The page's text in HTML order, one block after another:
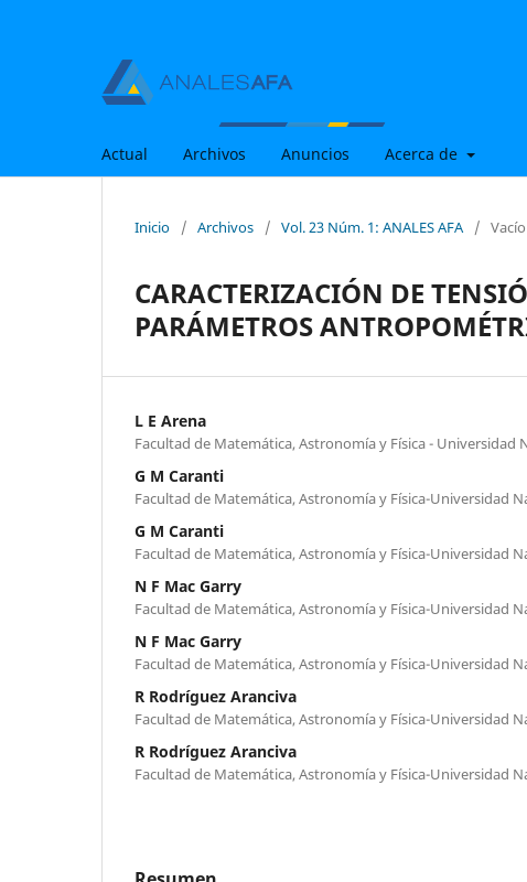
Actual Archivos Anuncios Acerca de
Inicio / Archivos / Vol. 23 Núm. 1: ANALES AFA / Vacío
CARACTERIZACIÓN DE
PARÁMETROS
L E Arena
Facultad de Matemática, Astronomía y Física - Universidad
G M Caranti
Facultad de Matemática, Astronomía y Física-Universidad
G M Caranti
Facultad de Matemática, Astronomía y Física-Universidad
N F Mac Garry
Facultad de Matemática, Astronomía y Física-Universidad
N F Mac Garry
Facultad de Matemática, Astronomía y Física-Universidad
R Rodríguez Aranciva
Facultad de Matemática, Astronomía y Física-Universidad
R Rodríguez Aranciva
Facultad de Matemática, Astronomía y Física-Universidad